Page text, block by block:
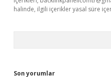
halinde, ilgili içerikler yasal süre
Son yorumlar